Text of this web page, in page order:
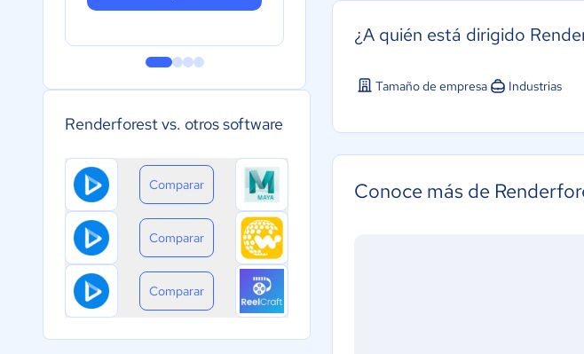
Renderforest vs. otros software
Comparar
Comparar
Comparar
¿A quién está dirigido
Tamaño de empresa Industrias
Conoce más de